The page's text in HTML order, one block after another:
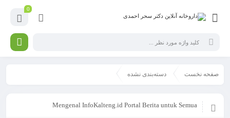
0
صفحه نخست دسته‌بندی نشده
Mengenal InfoKalteng.id Portal Berita untuk Semua